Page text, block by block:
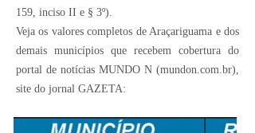
159, inciso II e § 3º).
Veja os valores completos de Araçariguama e dos
demais municípios que recebem cobertura do
portal de notícias MUNDO N (mundon.com.br),
site do jornal GAZETA: